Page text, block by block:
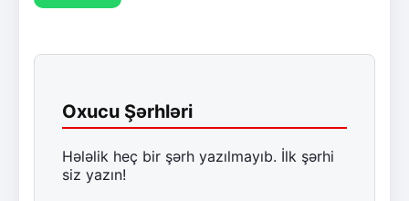
Oxucu Şərhləri
Hələlik heç bir şərh yazılmayıb. İlk şərhi
siz yazın!